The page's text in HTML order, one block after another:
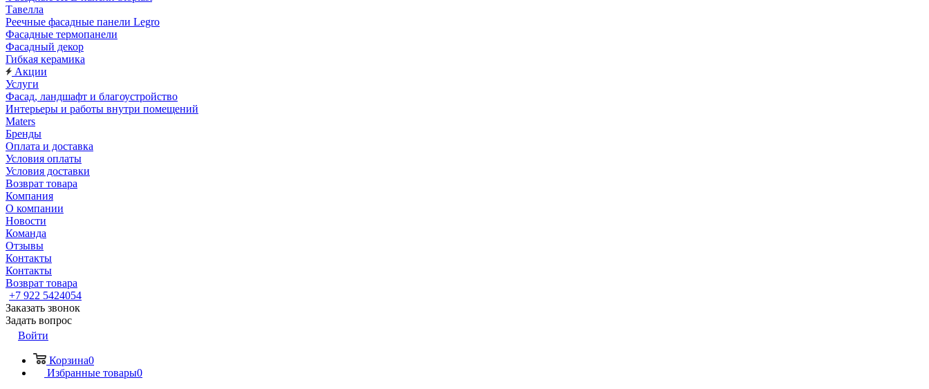
Тавелла
Реечные фасадные панели Legro
Фасадные термопанели
Фасадный декор
Гибкая керамика
Акции
Услуги
Фасад, ландшафт и благоустройство
Интерьеры и работы внутри помещений
Maters
Бренды
Оплата и доставка
Условия оплаты
Условия доставки
Возврат товара
Компания
О компании
Новости
Команда
Отзывы
Контакты
Контакты
Возврат товара
+7 922 5424054
Заказать звонок
Задать вопрос
Войти
Корзина0
Избранные товары0